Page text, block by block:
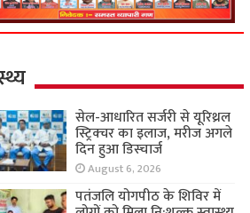
सेल-आधारित सर्जरी से यूरिथ्रल
स्ट्रिक्चर का इलाज, मरीज अगले
दिन हुआ डिस्चार्ज
August 6, 2026
पतंजलि योगपीठ के शिविर में